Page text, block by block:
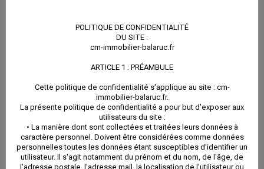
Balaruc les Bains est la
première station
thermale de France
Plus de 40 000 curistes y viennent chaque année pour
y suivre une cure. Grace aux eaux chaudes et
minéralisées et aux boues thermales, les curistes
POLITIQUE DE CONFIDENTIALITÉ
DU SITE :
cm-immobilier-balaruc.fr
ARTICLE 1 : PRÉAMBULE
Cette politique de confidentialité s'applique au site : cm-
immobilier-balaruc.fr.
La présente politique de confidentialité a pour but d'exposer aux
utilisateurs du site :
• La manière dont sont collectées et traitées leurs données à
caractère personnel. Doivent être considérées comme données
personnelles toutes les données étant susceptibles d'identifier un
utilisateur. Il s'agit notamment du prénom et du nom, de l'âge, de
l'adresse postale, l'adresse mail, la localisation de l'utilisateur ou